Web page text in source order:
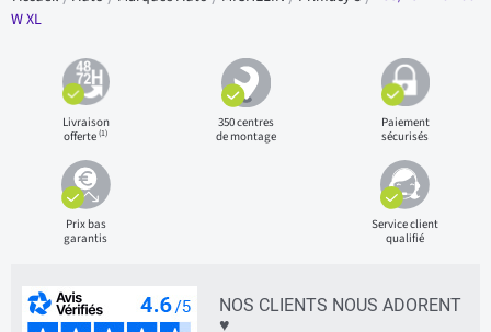
W XL
Livraison
offerte(1)
350 centres
de montage
Paiement
sécurisés
Prix bas
garantis
Service client
qualifié
NOS CLIENTS NOUS ADORENT
♥